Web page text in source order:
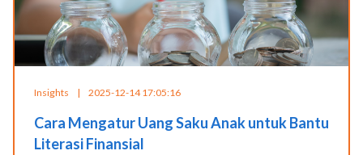
Insights | 2025-12-14 17:05:16
Cara Mengatur Uang Saku Anak untuk Bantu
Literasi Finansial